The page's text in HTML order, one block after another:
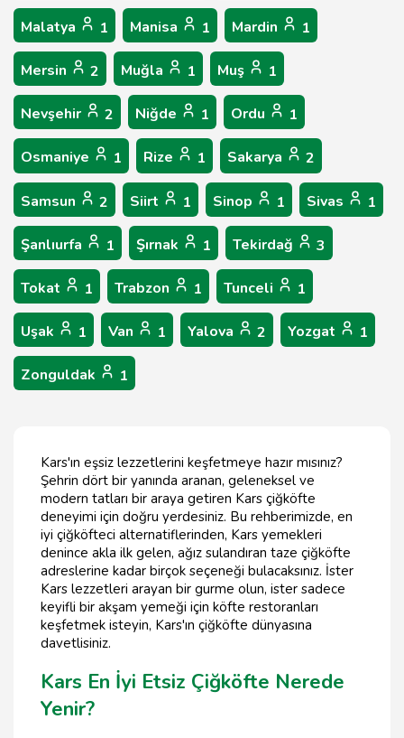
Malatya 1 Manisa 1 Mardin 1
Mersin 2 Muğla 1 Muş 1
Nevşehir 2 Niğde 1 Ordu 1
Osmaniye 1 Rize 1 Sakarya 2
Samsun 2 Siirt 1 Sinop 1 Sivas 1
Şanlıurfa 1 Şırnak 1 Tekirdağ 3
Tokat 1 Trabzon 1 Tunceli 1
Uşak 1 Van 1 Yalova 2 Yozgat 1
Zonguldak 1
Kars'ın eşsiz lezzetlerini keşfetmeye hazır mısınız?
Şehrin dört bir yanında aranan, geleneksel ve
modern tatları bir araya getiren Kars çiğköfte
deneyimi için doğru yerdesiniz. Bu rehberimizde, en
iyi çiğköfteci alternatiflerinden, Kars yemekleri
denince akla ilk gelen, ağız sulandıran taze çiğköfte
adreslerine kadar birçok seçeneği bulacaksınız. İster
Kars lezzetleri arayan bir gurme olun, ister sadece
keyifli bir akşam yemeği için köfte restoranları
keşfetmek isteyin, Kars'ın çiğköfte dünyasına
davetlisiniz.
Kars En İyi Etsiz Çiğköfte Nerede
Yenir?